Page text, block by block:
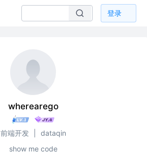
登录
wherearego
前端开发
dataqin
show me code